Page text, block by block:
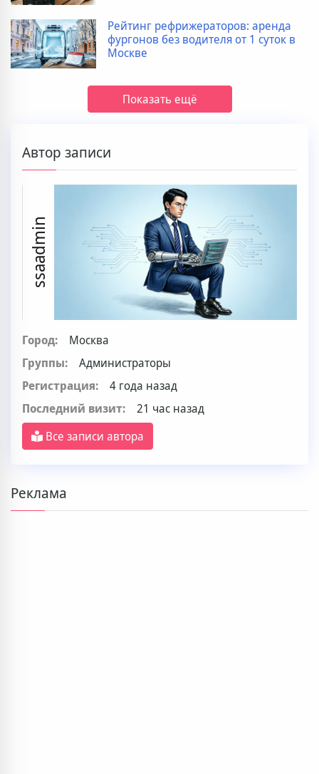
Рейтинг рефрижераторов: аренда
фургонов без водителя от 1 суток в
Москве
Показать ещё
Автор записи
ssaadmin
Город:
Москва
Группы:
Администраторы
Регистрация:
4 года назад
Последний визит:
21 час назад
Все записи автора
Реклама